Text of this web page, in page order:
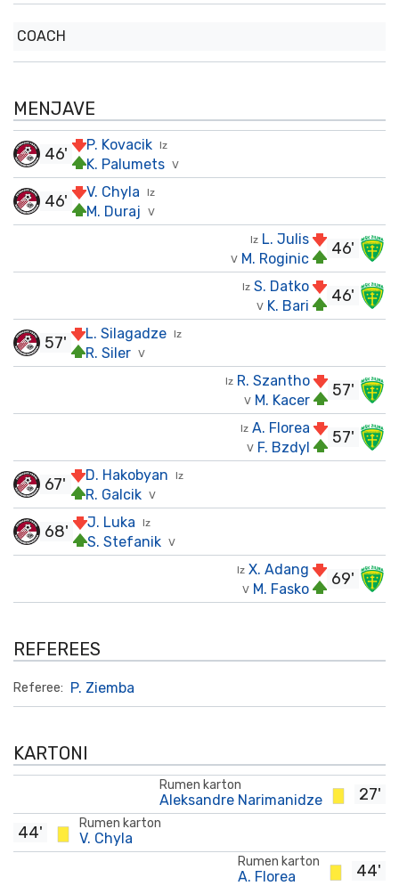
COACH
MENJAVE
Iz
P. Kovacik
V
K. Palumets
46'
Iz
V. Chyla
V
M. Duraj
46'
46'
Iz L. Julis
V M. Roginic
46'
Iz S. Datko
V K. Bari
Iz
L. Silagadze
V
R. Siler
57'
57'
Iz R. Szantho
V M. Kacer
57'
Iz A. Florea
V F. Bzdyl
Iz
D. Hakobyan
V
R. Galcik
67'
Iz
J. Luka
V
S. Stefanik
68'
69'
Iz X. Adang
V M. Fasko
REFEREES
Referee: P. Ziemba
KARTONI
27'
Rumen karton
Aleksandre Narimanidze
Rumen karton
V. Chyla
44'
44'
Rumen karton
A. Florea